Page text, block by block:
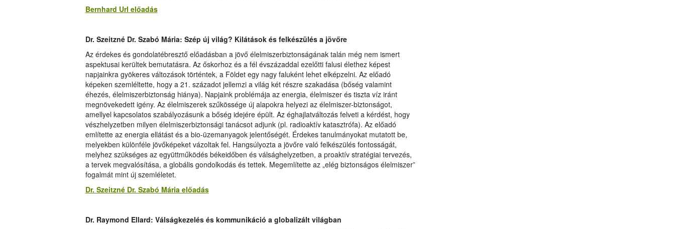
Bernhard Url előadás
Dr. Szeitzné Dr. Szabó Mária: Szép új világ? Kilátások és felkészülés a jövőre
Az érdekes és gondolatébresztő előadásban a jövő élelmiszerbiztonságának talán még nem ismert
aspektusai kerültek bemutatásra. Az őskorhoz és a fél évszázaddal ezelőtti falusi élethez képest
napjainkra gyökeres változások történtek, a Földet egy nagy faluként lehet elképzelni. Az előadó
képeken szemléltette, hogy a 21. századot jellemzi a világ két részre szakadása (bőség valamint
éhezés, élelmiszerbiztonság hiánya). Napjaink problémája az energia, élelmiszer és tiszta víz iránt
megnövekedett igény. Az élelmiszerek szűkössége új alapokra helyezi az élelmiszer-biztonságot,
amellyel kapcsolatos szabályozásunk a bőség idejére épült. Az éghajlatváltozás felveti a kérdést, hogy
vészhelyzetben milyen élelmiszerbiztonsági tanácsot adjunk (pl. radioaktív katasztrófa). Az előadó
említette az energia ellátást és a bio-üzemanyagok jelentőségét. Érdekes tanulmányokat mutatott be,
melyekben különféle jövőképeket vázoltak fel. Hangsúlyozta a jövőre való felkészülés fontosságát,
melyhez szükséges az együttműködés békeidőben és válsághelyzetben, a proaktív stratégiai tervezés,
a tervek megvalósítása, a globális gondolkodás és tettek. Megemlítette az „elég biztonságos élelmiszer”
fogalmát mint új szemléletet.
Dr. Szeitzné Dr. Szabó Mária előadás
Dr. Raymond Ellard: Válságkezelés és kommunikáció a globalizált világban